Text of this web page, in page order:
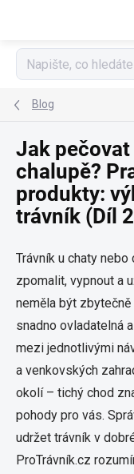
Blog
Jak
chalupě?
produkty:
trávník (Díl
Trávník u chaty
zpomalit, vypnout a
neměla být
snadno ovladatelná
mezi jednotlivými
a venkovských
okolí – tichý chod
pohody pro vás.
udržet trávník v
ProTrávník.cz